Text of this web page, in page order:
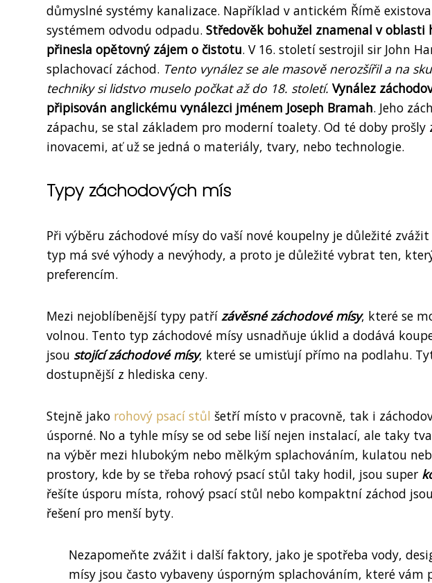
důmyslné systémy kanalizace. Například v antickém Římě
systémem odvodu odpadu. Středověk bohužel znamenal v
přinesla opětovný zájem o čistotu. V 16. století sestrojil sir John
splachovací záchod. Tento vynález se ale masově nerozšířil a na
techniky si lidstvo muselo počkat až do 18. století. Vynález
připisován anglickému vynálezci jménem Joseph Bramah. Jeho
zápachu, se stal základem pro moderní toalety. Od té doby prošly
inovacemi, ať už se jedná o materiály, tvary, nebo technologie.
Typy záchodových mís
Při výběru záchodové mísy do vaší nové koupelny je důležité
typ má své výhody a nevýhody, a proto je důležité vybrat ten,
preferencím.
Mezi nejoblíbenější typy patří závěsné záchodové mísy, které se
volnou. Tento typ záchodové mísy usnadňuje úklid a dodává
jsou stojící záchodové mísy, které se umisťují přímo na podlahu.
dostupnější z hlediska ceny.
Stejně jako rohový psací stůl šetří místo v pracovně, tak i
úsporné. No a tyhle mísy se od sebe liší nejen instalací, ale taky
na výběr mezi hlubokým nebo mělkým splachováním, kulatou
prostory, kde by se třeba rohový psací stůl taky hodil, jsou super
řešíte úsporu místa, rohový psací stůl nebo kompaktní záchod
řešení pro menší byty.
Nezapomeňte zvážit i další faktory, jako je spotřeba vody,
mísy jsou často vybaveny úsporným splachováním, které vám